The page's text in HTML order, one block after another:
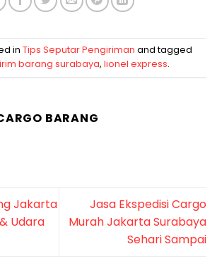
in Tips Seputar Pengiriman and tagged
barang surabaya, lionel express.
BARANG
Jakarta
Udara
Jasa Ekspedisi Cargo
Murah Jakarta Surabaya
Sehari Sampai